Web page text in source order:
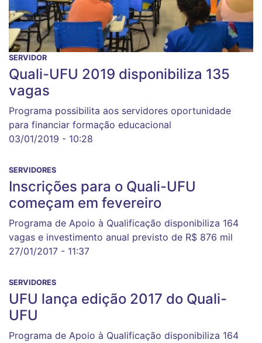
SERVIDOR
Quali-UFU 2019 disponibiliza 135
vagas
Programa possibilita aos servidores oportunidade
para financiar formação educacional
03/01/2019 - 10:28
SERVIDORES
Inscrições para o Quali-UFU
começam em fevereiro
Programa de Apoio à Qualificação disponibiliza 164
vagas e investimento anual previsto de R$ 876 mil
27/01/2017 - 11:37
SERVIDORES
UFU lança edição 2017 do Quali-
UFU
Programa de Apoio à Qualificação disponibiliza 164